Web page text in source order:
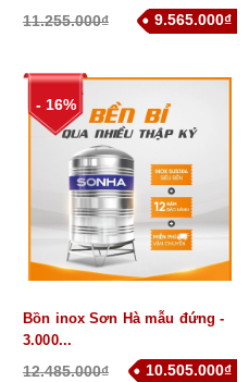
11.255.000₫ 9.565.000₫
- 16%
Bồn inox Sơn Hà mẫu đứng -
3.000...
12.485.000₫ 10.505.000₫